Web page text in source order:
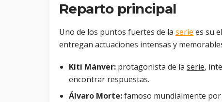
Reparto principal
Uno de los puntos fuertes de la serie es su
entregan actuaciones intensas y
Kiti Mánver: protagonista de la serie,
encontrar respuestas.
Álvaro Morte:famoso mundialmente